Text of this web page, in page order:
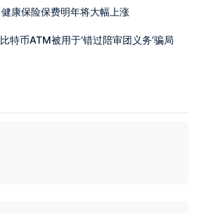
健康保险保费明年将大幅上涨
比特币ATM被用于‘错过陪审团义务’骗局